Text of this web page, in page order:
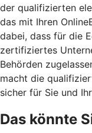
der qualifizierten
das mit Ihren
dabei, dass für die
zertifiziertes
Behörden
macht die
sicher für Sie und
Das könnte